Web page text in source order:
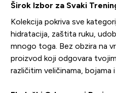
Širok Izbor za Svaki
Kolekcija pokriva sve
hidratacija, zaštita ruku,
mnogo toga. Bez obzira na
proizvod koji odgovara
različitim veličinama, bojama